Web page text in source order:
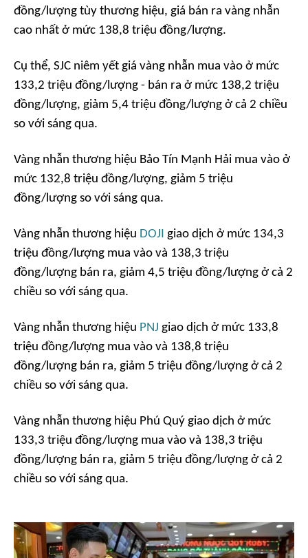
đồng/lượng tùy thương hiệu, giá bán ra vàng nhẫn
cao nhất ở mức 138,8 triệu đồng/lượng.
Cụ thể, SJC niêm yết giá vàng nhẫn mua vào ở mức
133,2 triệu đồng/lượng - bán ra ở mức 138,2 triệu
đồng/lượng, giảm 5,4 triệu đồng/lượng ở cả 2 chiều
so với sáng qua.
Vàng nhẫn thương hiệu Bảo Tín Mạnh Hải mua vào ở
mức 132,8 triệu đồng/lượng, giảm 5 triệu
đồng/lượng so với sáng qua.
Vàng nhẫn thương hiệu DOJI giao dịch ở mức 134,3
triệu đồng/lượng mua vào và 138,3 triệu
đồng/lượng bán ra, giảm 4,5 triệu đồng/lượng ở cả 2
chiều so với sáng qua.
Vàng nhẫn thương hiệu PNJ giao dịch ở mức 133,8
triệu đồng/lượng mua vào và 138,8 triệu
đồng/lượng bán ra, giảm 5 triệu đồng/lượng ở cả 2
chiều so với sáng qua.
Vàng nhẫn thương hiệu Phú Quý giao dịch ở mức
133,3 triệu đồng/lượng mua vào và 138,3 triệu
đồng/lượng bán ra, giảm 5 triệu đồng/lượng ở cả 2
chiều so với sáng qua.